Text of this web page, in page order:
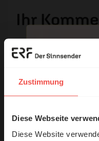
Zustimmung
Diese Webseite
Diese Website
Ihr
Name:
Die E-Mail-Adresse wird
© Ruth Schneider /